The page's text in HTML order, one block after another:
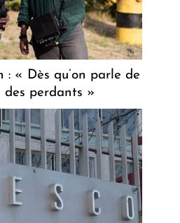
: « Dès qu’on parle de
des perdants »